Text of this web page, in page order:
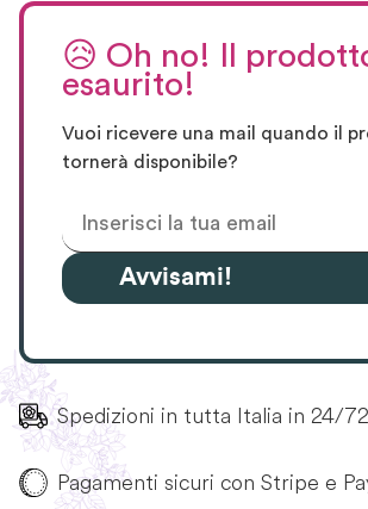
😥 Oh no! Il
esaurito!
Vuoi ricevere una mail quando il
tornerà disponibile?
Avvisami!
Spedizioni in tutta Italia in 24/
Pagamenti sicuri con Stripe e